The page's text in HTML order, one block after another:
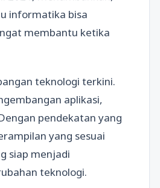
informatika bisa
membantu ketika
teknologi terkini.
aplikasi,
pendekatan yang
yang sesuai
siap menjadi
teknologi.